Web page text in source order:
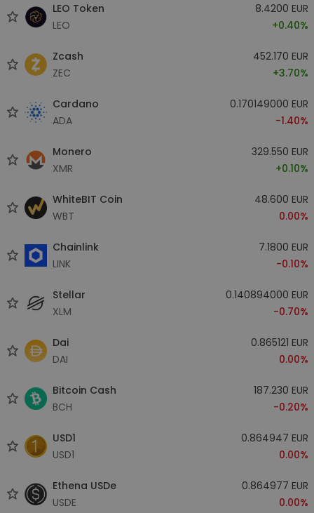
LEO Token
LEO
8.4200 EUR
+0.40%
Zcash
ZEC
452.170 EUR
+3.70%
Cardano
ADA
0.170149000 EUR
-1.40%
Monero
XMR
329.550 EUR
+0.10%
WhiteBIT Coin
WBT
48.600 EUR
0.00%
Chainlink
LINK
7.1800 EUR
-0.10%
Stellar
XLM
0.140894000 EUR
-0.70%
Dai
DAI
0.865121 EUR
0.00%
Bitcoin Cash
BCH
187.230 EUR
-0.20%
USD1
USD1
0.864947 EUR
0.00%
Ethena USDe
USDE
0.864977 EUR
0.00%